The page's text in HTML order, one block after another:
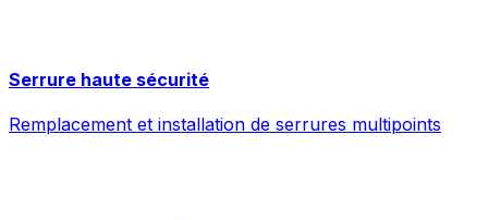
Serrure haute sécurité
Remplacement et installation de serrures multipoints